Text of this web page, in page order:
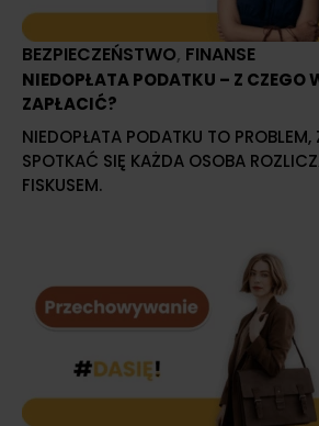
BEZPIECZEŃSTWO, FINANSE
NIEDOPŁATA PODATKU – Z CZEGO
ZAPŁACIĆ?
NIEDOPŁATA PODATKU TO PROBLEM,
SPOTKAĆ SIĘ KAŻDA OSOBA
FISKUSEM.